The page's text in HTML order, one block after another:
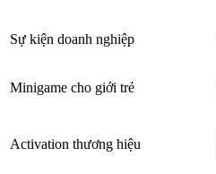
Sự kiện doanh nghiệp
Minigame cho giới trẻ
Activation thương hiệu